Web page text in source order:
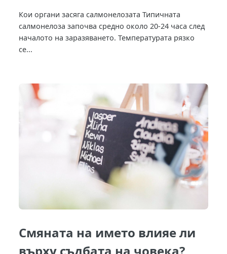
Кои органи засяга салмонелозата Типичната
салмонелоза започва средно около 20-24 часа след
началото на заразяването. Температурата рязко
се...
Смяната на името влияе ли
върху съдбата на човека?